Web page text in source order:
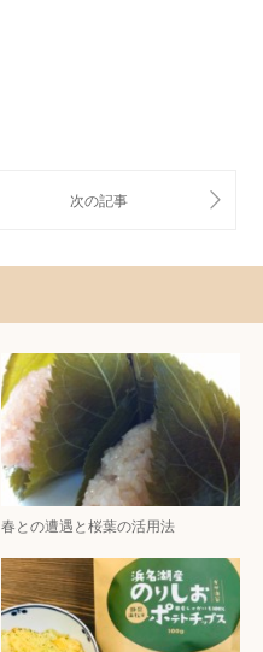
春との遭遇と桜葉の活用法